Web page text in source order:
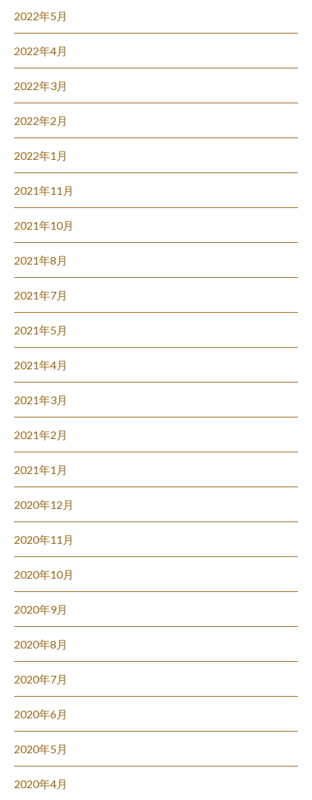
2022年5月
2022年4月
2022年3月
2022年2月
2022年1月
2021年11月
2021年10月
2021年8月
2021年7月
2021年5月
2021年4月
2021年3月
2021年2月
2021年1月
2020年12月
2020年11月
2020年10月
2020年9月
2020年8月
2020年7月
2020年6月
2020年5月
2020年4月